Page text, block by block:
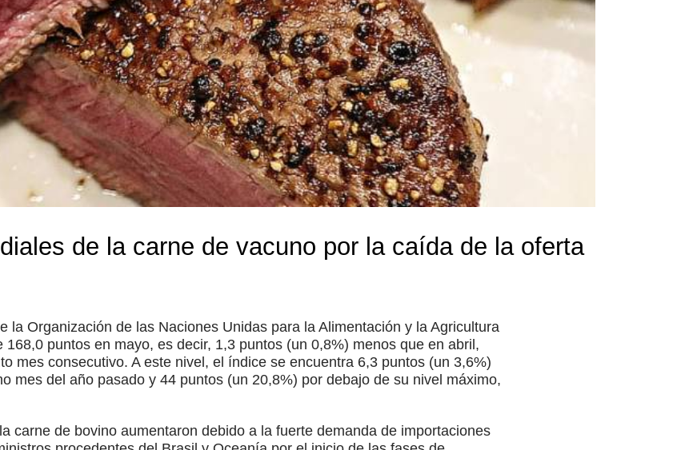
de la carne de vacuno por la caída de la oferta
la Organización de las Naciones Unidas para la Alimentación y la Agricultura
puntos en mayo, es decir, 1,3 puntos (un 0,8%) menos que en abril,
mes consecutivo. A este nivel, el índice se encuentra 6,3 puntos (un 3,6%)
mes del año pasado y 44 puntos (un 20,8%) por debajo de su nivel máximo,
carne de bovino aumentaron debido a la fuerte demanda de importaciones